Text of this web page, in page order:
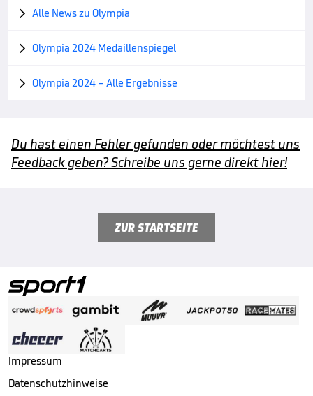
 Alle News zu Olympia
 Olympia 2024 Medaillenspiegel
 Olympia 2024 – Alle Ergebnisse
Du hast einen Fehler gefunden oder möchtest uns
Feedback geben? Schreibe uns gerne direkt hier!
ZUR STARTSEITE
Impressum
Datenschutzhinweise